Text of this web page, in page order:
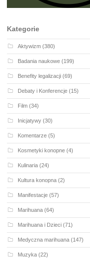
Kategorie
Aktywizm (380)
Badania naukowe (199)
Benefity legalizacji (69)
Debaty i Konferencje (15)
Film (34)
Inicjatywy (30)
Komentarze (5)
Kosmetyki konopne (4)
Kulinaria (24)
Kultura konopna (2)
Manifestacje (57)
Marihuana (64)
Marihuana i Dzieci (71)
Medyczna marihuana (147)
Muzyka (22)